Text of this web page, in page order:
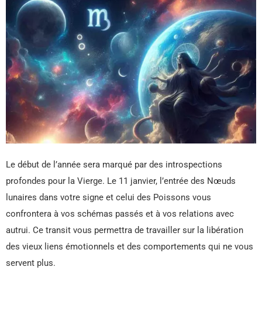
Le début de l’année sera marqué par des introspections
profondes pour la Vierge. Le 11 janvier, l’entrée des Nœuds
lunaires dans votre signe et celui des Poissons vous
confrontera à vos schémas passés et à vos relations avec
autrui. Ce transit vous permettra de travailler sur la libération
des vieux liens émotionnels et des comportements qui ne vous
servent plus.